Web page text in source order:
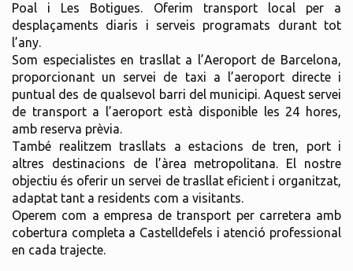
Poal i Les Botigues. Oferim transport local per a
desplaçaments diaris i serveis programats durant tot
l’any.
Som especialistes en trasllat a l’Aeroport de Barcelona,
proporcionant un servei de taxi a l’aeroport directe i
puntual des de qualsevol barri del municipi. Aquest servei
de transport a l’aeroport està disponible les 24 hores,
amb reserva prèvia.
També realitzem trasllats a estacions de tren, port i
altres destinacions de l’àrea metropolitana. El nostre
objectiu és oferir un servei de trasllat eficient i organitzat,
adaptat tant a residents com a visitants.
Operem com a empresa de transport per carretera amb
cobertura completa a Castelldefels i atenció professional
en cada trajecte.